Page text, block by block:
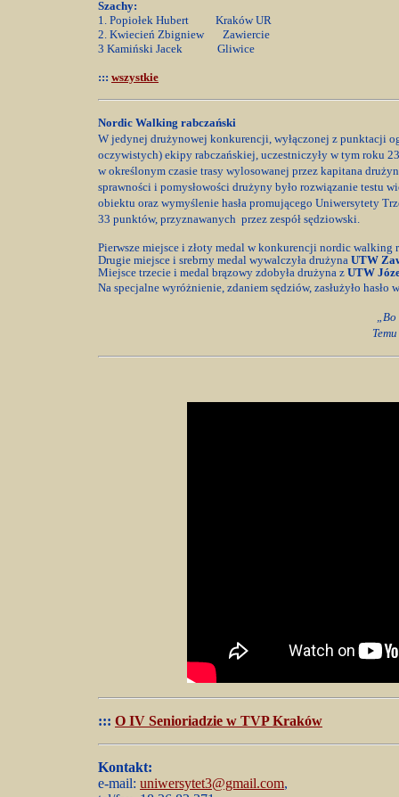
Szachy:
1. Popiołek Hubert Kraków UR
2. Kwiecień Zbigniew Zawiercie
3 Kamiński Jacek Gliwice
::: wszystkie
Nordic Walking rabczański
W jedynej drużynowej konkurencji, wyłączonej z punktacji
oczywistych) ekipy rabczańskiej, uczestniczyły w tym roku
w określonym czasie trasy wylosowanej przez kapitana
sprawności i pomysłowości drużyny było rozwiązanie testu
obiektu oraz wymyślenie hasła promującego Uniwersytety
33 punktów, przyznawanych przez zespół sędziowski.
Pierwsze miejsce i złoty medal w konkurencji nordic walking
Drugie miejsce i srebrny medal wywalczyła drużyna UTW
Miejsce trzecie i medal brązowy zdobyła drużyna z UTW
Na specjalne wyróżnienie, zdaniem sędziów, zasłużyło
::: O IV Senioriadzie w TVP Kraków
Kontakt:
e-mail: uniwersytet3@gmail.com,